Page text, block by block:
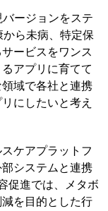
ージョンをステ
ら未病、特定保
ービスをワンス
アプリに育てて
域で各社と連携
にしたいと考え
ケアプラットフ
システムと連携
促進では、メタボ
を目的とした行